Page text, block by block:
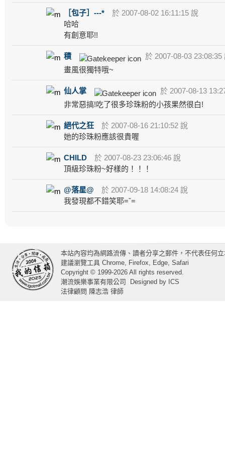
［包子］---*
於 2007-08-02 16:11:15 說
哈哈
有創意耶!!
積
於 2007-08-03 23:08:35
畫風很獨特哦~
仙人掌
於 2007-08-13
非常惡搞!吃了很多珍珠粉的小孩果然很白!
絕代之狂
於 2007-08-16 21:10:52 說
她的珍珠粉應該很貴喔
CHILD
於 2007-08-23 23:06:46 說
頂級珍珠粉~好樣的！！！
@落星@
於 2007-09-18 14:08:24 說
我發現都不錯笑耶=ˇ=
本站內容均為網路流傳、讀者分享之郵件，不代表任何
建議瀏覽工具 Chrome, Firefox, Edge, Safari
Copyright © 1999-2026 All rights reserved.
潮流娛樂事業有限公司
Designed by ICS
法律顧問 陳志浩 律師